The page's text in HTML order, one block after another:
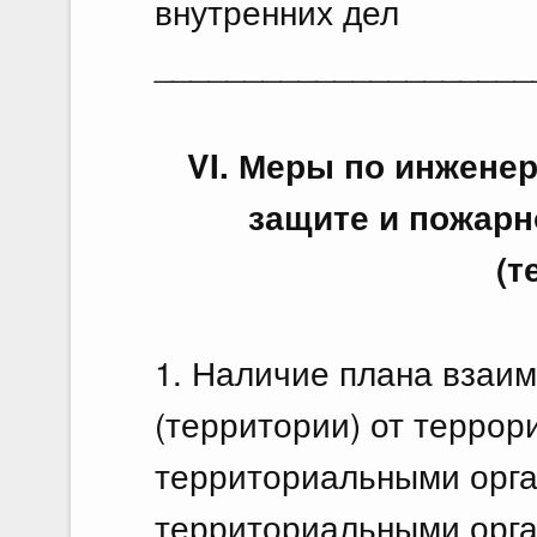
внутренних дел
VI. Меры по
защите и
1. Наличие плана
(территории) от
территориальными
территориальными
Документы
Избранные документы со
Вид документа
14